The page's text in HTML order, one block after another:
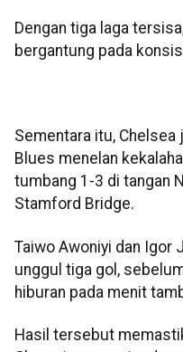
Dengan tiga laga
bergantung pada
Sementara itu,
Blues menelan
tumbang 1-3 di tangan
Stamford Bridge.
Taiwo Awoniyi dan Igor
unggul tiga gol,
hiburan pada menit
Hasil tersebut